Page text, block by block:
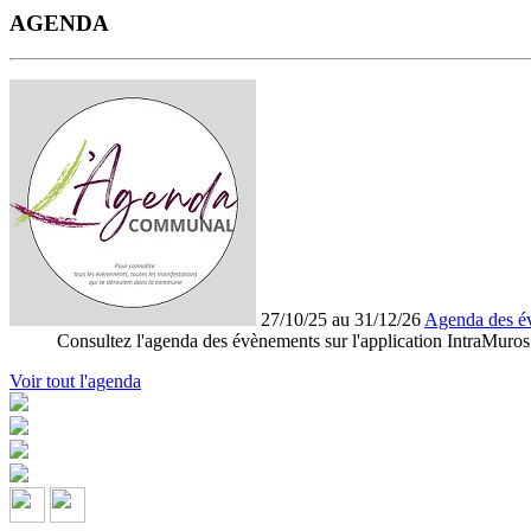
AGENDA
27/10/25 au 31/12/26 Agenda des
Consultez l'agenda des évènements sur l'application IntraMuros
Voir tout l'agenda